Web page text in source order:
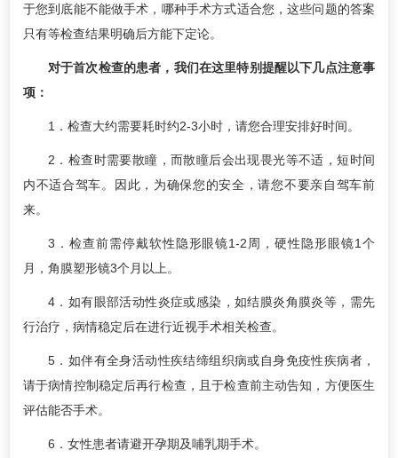
于您到底能不能做手术，哪种手术方式适合您，这些问题的答案
只有等检查结果明确后方能下定论。
对于首次检查的患者，我们在这里特别提醒以下几点注意事
项：
1．检查大约需要耗时约2-3小时，请您合理安排好时间。
2．检查时需要散瞳，而散瞳后会出现畏光等不适，短时间
内不适合驾车。因此，为确保您的安全，请您不要亲自驾车前
来。
3．检查前需停戴软性隐形眼镜1-2周，硬性隐形眼镜1个
月，角膜塑形镜3个月以上。
4．如有眼部活动性炎症或感染，如结膜炎角膜炎等，需先
行治疗，病情稳定后在进行近视手术相关检查。
5．如伴有全身活动性疾结缔组织病或自身免疫性疾病者，
请于病情控制稳定后再行检查，且于检查前主动告知，方便医生
评估能否手术。
6．女性患者请避开孕期及哺乳期手术。